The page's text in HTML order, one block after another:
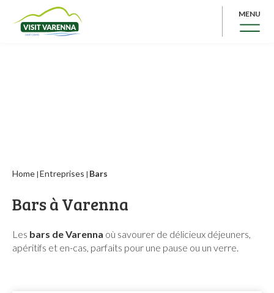
MENU
Home | Entreprises | Bars
Bars à Varenna
Les bars de Varenna où savourer de délicieux déjeuners,
apéritifs et en-cas, parfaits pour une pause ou un verre.